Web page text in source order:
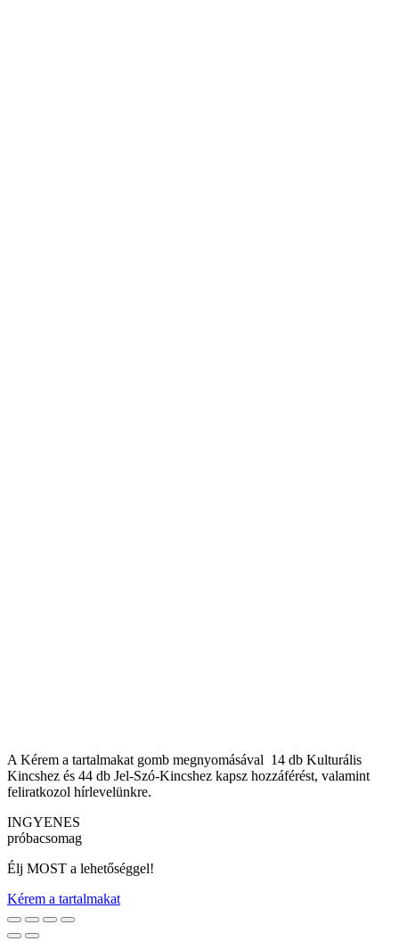
A Kérem a tartalmakat gomb megnyomásával 14 db Kulturális
Kincshez és 44 db Jel-Szó-Kincshez kapsz hozzáférést, valamint
feliratkozol hírlevelünkre.
INGYENES
próbacsomag
Élj MOST a lehetőséggel!
Kérem a tartalmakat